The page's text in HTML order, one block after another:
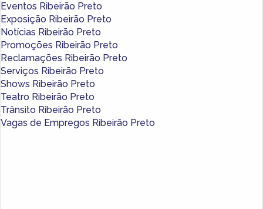
Eventos Ribeirão Preto
Exposição Ribeirão Preto
Notícias Ribeirão Preto
Promoções Ribeirão Preto
Reclamações Ribeirão Preto
Serviços Ribeirão Preto
Shows Ribeirão Preto
Teatro Ribeirão Preto
Trânsito Ribeirão Preto
Vagas de Empregos Ribeirão Preto